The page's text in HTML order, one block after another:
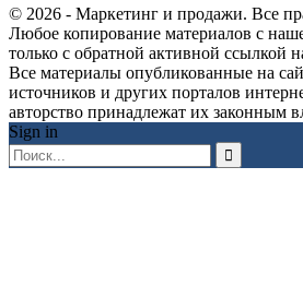
© 2026 - Маркетинг и продажи. Все
Любое копирование материалов с
только с обратной активной ссылкой
Все материалы опубликованные на
источников и других порталов
авторство принадлежат их законным
Sign in